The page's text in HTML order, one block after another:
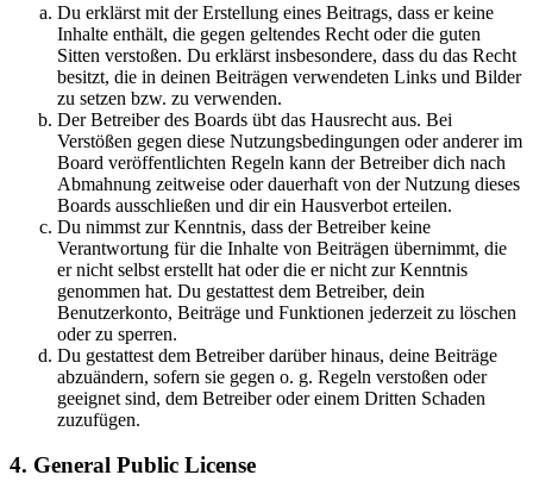
Du erklärst mit der Erstellung eines Beitrags, dass er keine
Inhalte enthält, die gegen geltendes Recht oder die guten
Sitten verstoßen. Du erklärst insbesondere, dass du das Recht
besitzt, die in deinen Beiträgen verwendeten Links und Bilder
zu setzen bzw. zu verwenden.
Der Betreiber des Boards übt das Hausrecht aus. Bei
Verstößen gegen diese Nutzungsbedingungen oder anderer im
Board veröffentlichten Regeln kann der Betreiber dich nach
Abmahnung zeitweise oder dauerhaft von der Nutzung dieses
Boards ausschließen und dir ein Hausverbot erteilen.
Du nimmst zur Kenntnis, dass der Betreiber keine
Verantwortung für die Inhalte von Beiträgen übernimmt, die
er nicht selbst erstellt hat oder die er nicht zur Kenntnis
genommen hat. Du gestattest dem Betreiber, dein
Benutzerkonto, Beiträge und Funktionen jederzeit zu löschen
oder zu sperren.
Du gestattest dem Betreiber darüber hinaus, deine Beiträge
abzuändern, sofern sie gegen o. g. Regeln verstoßen oder
geeignet sind, dem Betreiber oder einem Dritten Schaden
zuzufügen.
4. General Public License